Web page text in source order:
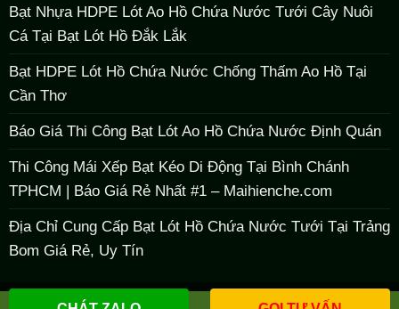
Bạt Nhựa HDPE Lót Ao Hồ Chứa Nước Tưới Cây Nuôi
Cá Tại Bạt Lót Hồ Đắk Lắk
Bạt HDPE Lót Hồ Chứa Nước Chống Thấm Ao Hồ Tại
Cần Thơ
Báo Giá Thi Công Bạt Lót Ao Hồ Chứa Nước Định Quán
Thi Công Mái Xếp Bạt Kéo Di Động Tại Bình Chánh
TPHCM | Báo Giá Rẻ Nhất #1 – Maihienche.com
Địa Chỉ Cung Cấp Bạt Lót Hồ Chứa Nước Tưới Tại Trảng
Bom Giá Rẻ, Uy Tín